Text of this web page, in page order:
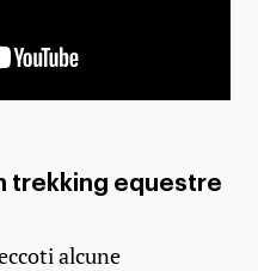
trekking equestre
alcune